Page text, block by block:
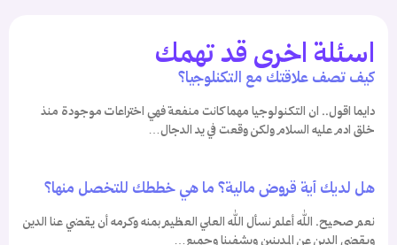
اسئلة اخرى قد تهمك
كيف تصف علاقتك مع التكنلوجيا؟
دايما اقول.. ان التكنولوجيا مهما كانت منفعة فهي اختراعات موجودة منذ
خلق ادم عليه السلام ولكن وقعت في يد الدجال…
هل لديك أية قروض مالية؟ ما هي خططك للتخصل منها؟
نعم صحيح. الله أعلم نسأل الله العلي العظيم بمنه وكرمه أن يقضي عنا الدين